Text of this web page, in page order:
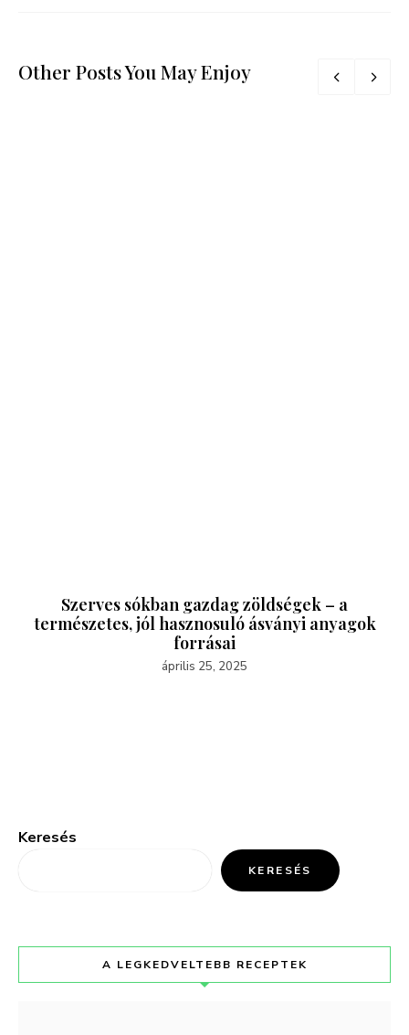
Other Posts You May Enjoy
Szerves sókban gazdag zöldségek – a
természetes, jól hasznosuló ásványi anyagok
forrásai
április 25, 2025
Keresés
KERESÉS
A LEGKEDVELTEBB RECEPTEK